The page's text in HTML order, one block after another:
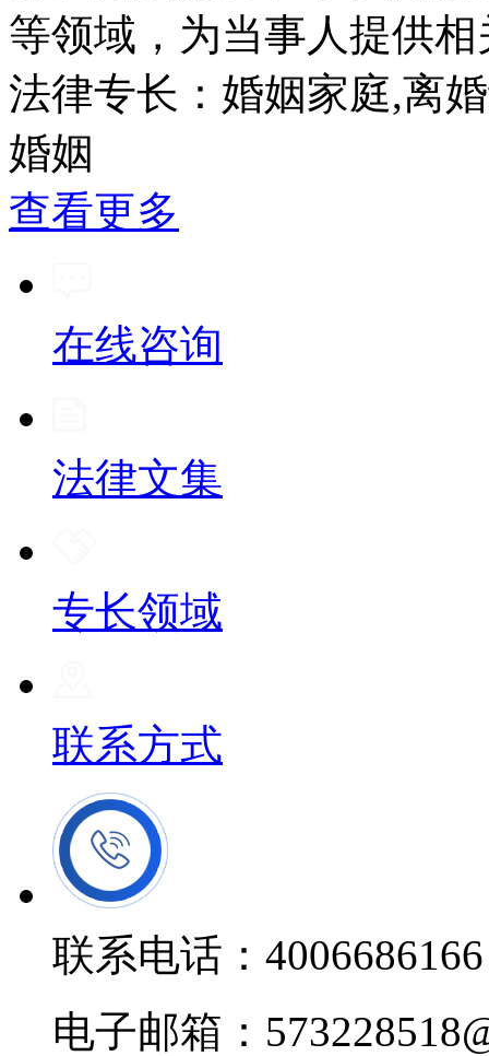
等领域，为当事人提供
法律专长：婚姻家庭,离
婚姻
查看更多
在线咨询
法律文集
专长领域
联系方式
联系电话：4006686166
电子邮箱：